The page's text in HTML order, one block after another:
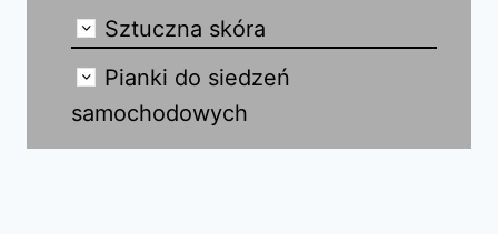
Sztuczna skóra
Pianki do siedzeń
samochodowych